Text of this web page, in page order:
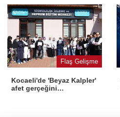
Flaş Gelişme
Kocaeli'de 'Beyaz Kalpler'
afet gerçeğini